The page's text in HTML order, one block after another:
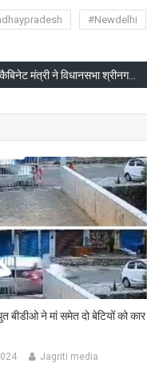
#Newdelhi
कैबिनेट मंत्री ने विधानसभा श्रीनगर के अंतर्गत विकास कार्यों के शिलान्यास
बीडीओ ने मां समेत दो बेटियों को कार
Jagriti media